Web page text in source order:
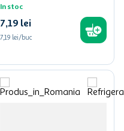
In stoc
7,19 lei
7,19 lei/buc